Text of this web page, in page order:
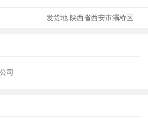
发货地:陕西省西安市灞桥区
司